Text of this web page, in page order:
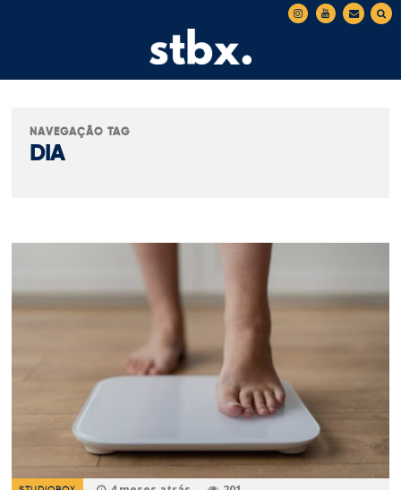
NAVEGAÇÃO TAG
DIA